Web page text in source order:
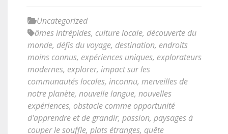
Uncategorized
âmes intrépides, culture locale, découverte du
monde, défis du voyage, destination, endroits
moins connus, expériences uniques, explorateurs
modernes, explorer, impact sur les
communautés locales, inconnu, merveilles de
notre planète, nouvelle langue, nouvelles
expériences, obstacle comme opportunité
d'apprendre et de grandir, passion, paysages à
couper le souffle, plats étranges, quête